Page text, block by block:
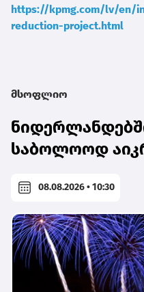
https://kpmg.com/lv/en/
reduction-project.html
მსოფლიო
საბოლოოდ
08.08.2026 • 10:30